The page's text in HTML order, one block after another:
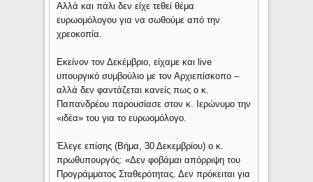
Αλλά και πάλι δεν είχε τεθεί θέμα
ευρωομόλογου για να σωθούμε από την
χρεοκοπία.
Εκείνον τον Δεκέμβριο, είχαμε και live
υπουργικό συμβούλιο με τον Αρχιεπίσκοπο –
αλλά δεν φαντάζεται κανείς πως ο κ.
Παπανδρέου παρουσίασε στον κ. Ιερώνυμο την
«ιδέα» του για το ευρωομόλογο.
Έλεγε επίσης (Βήμα, 30 Δεκεμβρίου) ο κ.
πρωθυπουργός: «Δεν φοβάμαι απόρριψη του
Προγράμματος Σταθερότητας. Δεν πρόκειται για